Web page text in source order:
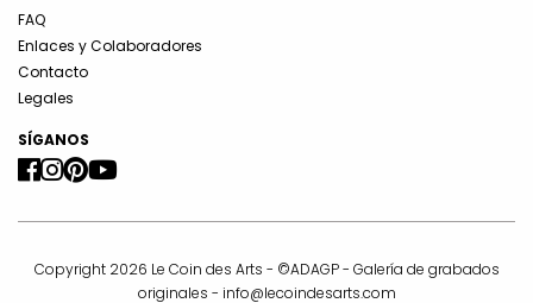
FAQ
Enlaces y Colaboradores
Contacto
Legales
SÍGANOS
Copyright 2026 Le Coin des Arts - ©ADAGP - Galería de grabados
originales - info@lecoindesarts.com